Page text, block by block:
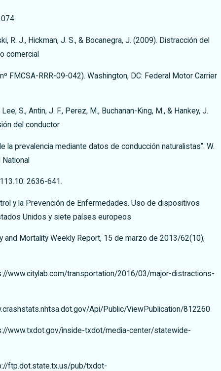
R. J., Hickman, J. S., & Bocanegra, J. (2009). Distracción del
comercial
FMCSA-RRR-09-042). Washington, DC: Federal Motor Carrier
Lee, S., Antin, J. F., Perez, M., Buchanan-King, M., & Hankey, J.
del conductor
la prevalencia mediante datos de conducción naturalistas”. W.
2636-641.
y la Prevención de Enfermedades. Uso de dispositivos
Unidos y siete países europeos
and Mortality Weekly Report, 15 de marzo de 2013/62(10);
www.citylab.com/transportation/2016/03/major-distractions-
Api/Public/ViewPublication/812260
www.txdot.gov/inside-txdot/media-center/statewide-
ftp.dot.state.tx.us/pub/txdot-